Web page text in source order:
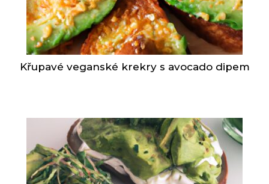
Křupavé veganské krekry s avocado dipem